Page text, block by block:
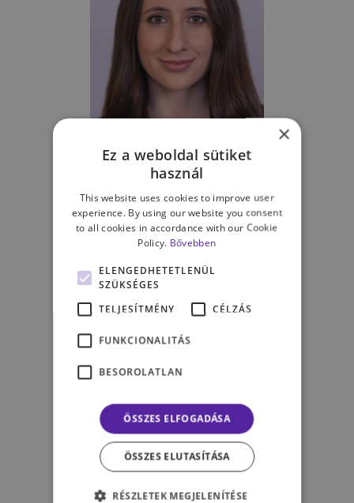
Dallos-Bán Flóra
Pszichológus,
szakpszichológus jelölt
PSZICHOLÓGIAI TANÁCSADÁS
ONLINE PSZICHOLÓGIAI
Kovács Fanni
Pszichológus,
Tanácsadó
szakpszichológus jelölt
×
Ez a weboldal sütiket
használ
This website uses cookies to improve user
experience. By using our website you consent
to all cookies in accordance with our Cookie
Policy. Bővebben
ELENGEDHETETLENÜL
SZÜKSÉGES
TELJESÍTMÉNY
CÉLZÁS
FUNKCIONALITÁS
BESOROLATLAN
ÖSSZES ELFOGADÁSA
ÖSSZES ELUTASÍTÁSA
RÉSZLETEK MEGJELENÍTÉSE